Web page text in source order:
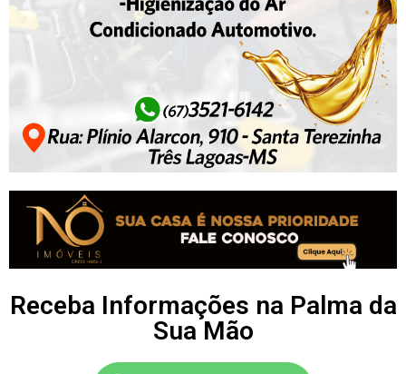
Receba Informações na Palma da
Sua Mão